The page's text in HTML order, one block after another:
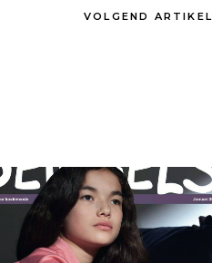
VOLGEND ARTIKEL